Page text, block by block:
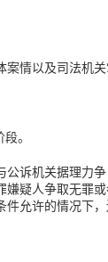
案情以及司法机
。
公诉机关据理力
嫌疑人争取无罪
允许的情况下，